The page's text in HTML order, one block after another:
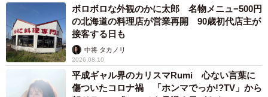
ボロボロな外観のかに太郎 名物メニュ−500円
の北海道の料理店が営業再開 90歳初代店主が
接客する日も
中将 タカノリ
2026.08.10
平成ギャル界のカリスマRumi 心ない言葉に
傷ついたコロナ禍 「ホンマでっか!?TV」から